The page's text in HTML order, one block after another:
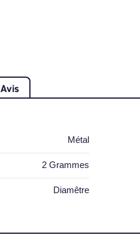
Avis
Métal
2 Grammes
Diamêtre